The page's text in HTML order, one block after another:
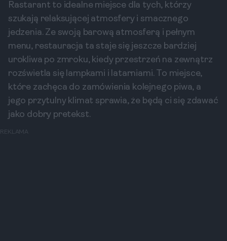
Rastarant to idealne miejsce dla tych, którzy
szukają relaksującej atmosfery i smacznego
jedzenia. Ze swoją barową atmosferą i pełnym
menu, restauracja ta staje się jeszcze bardziej
urokliwa po zmroku, kiedy przestrzeń na zewnątrz
rozświetla się lampkami i latarniami. To miejsce,
które zachęca do zamówienia kolejnego piwa, a
jego przytulny klimat sprawia, że będą ci się zdawać
jako dobry pretekst.
REKLAMA